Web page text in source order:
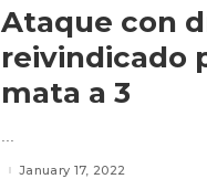
Ataque con
reivindicado
mata a 3
...
January 17, 2022